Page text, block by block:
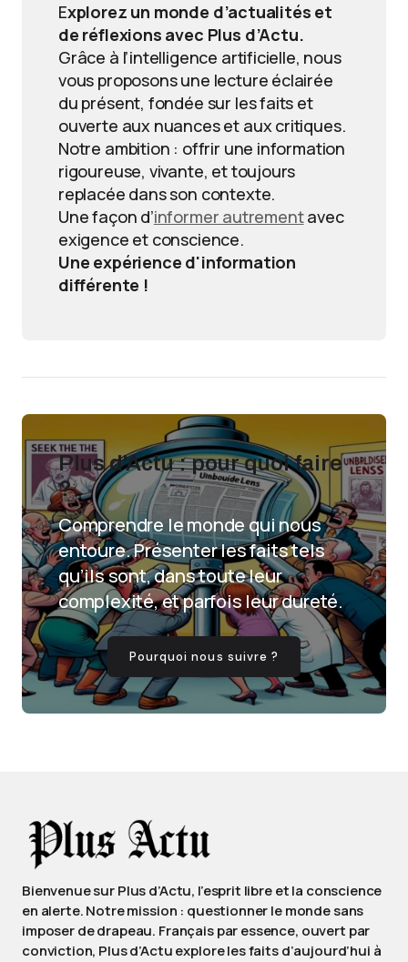
Explorez un monde d’actualités et
de réflexions avec Plus d’Actu.
Grâce à l’intelligence artificielle, nous
vous proposons une lecture éclairée
du présent, fondée sur les faits et
ouverte aux nuances et aux critiques.
Notre ambition : offrir une information
rigoureuse, vivante, et toujours
replacée dans son contexte.
Une façon d’informer autrementavec
exigence et conscience.
Une expérience d'information
différente !
Plus d'Actu : pour quoi faire
?
Comprendre le monde qui nous
entoure. Présenter les faits tels
qu’ils sont, dans toute leur
complexité, et parfois leur dureté.
Pourquoi nous suivre ?
Bienvenue sur Plus d’Actu, l’esprit libre et la conscience
en alerte. Notre mission : questionner le monde sans
imposer de drapeau. Français par essence, ouvert par
conviction, Plus d’Actu explore les faits d’aujourd’hui à